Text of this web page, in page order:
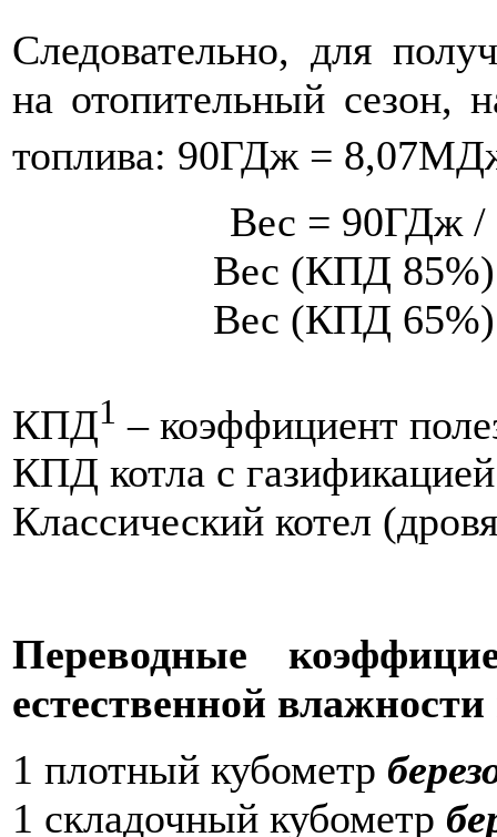
Следовательно, для
на отопительный сезон,
топлива: 90ГДж =
Вес = 90ГДж
Вес (КПД
Вес (КПД
КПД1 – коэффициент
КПД котла с
Классический котел
Переводные
естественной
1 плотный кубометр
1 складочный кубометр